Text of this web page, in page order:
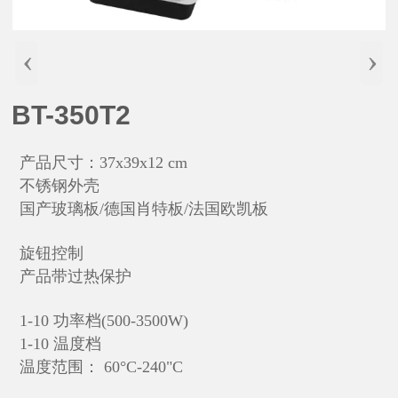
‹ ›
BT-350T2
产品尺寸：37x39x12 cm
不锈钢外壳
国产玻璃板/德国肖特板/法国欧凯板
旋钮控制
产品带过热保护
1-10 功率档(500-3500W)
1-10 温度档
温度范围： 60°C-240"C